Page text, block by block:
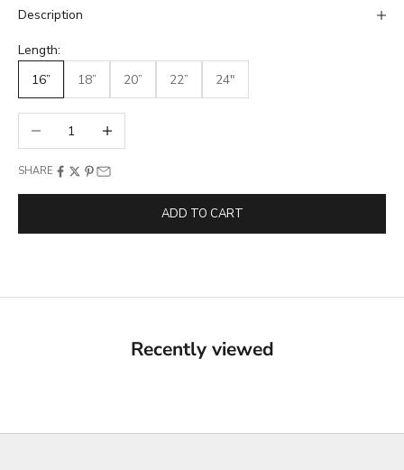
Description
Length:
16”
18” 20” 22” 24"
Decrease quantityIncrease quantity
SHARE
ADD TO CART
Recently viewed